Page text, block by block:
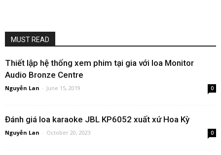
MUST READ
Thiết lập hệ thống xem phim tại gia với loa Monitor
Audio Bronze Centre
Nguyễn Lan - June 15, 2019 0
Đánh giá loa karaoke JBL KP6052 xuất xứ Hoa Kỳ
Nguyễn Lan - October 20, 2023 0